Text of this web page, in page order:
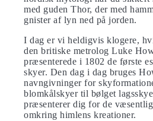
med guden Thor, der med
gnister af lyn ned på jorden.
I dag er vi heldigvis klogere,
den britiske metrolog Luke
præsenterede i 1802 de første
skyer. Den dag i dag bruges
navngivninger for
blomkålskyer til bølget
præsenterer dig for de
omkring himlens kreationer.